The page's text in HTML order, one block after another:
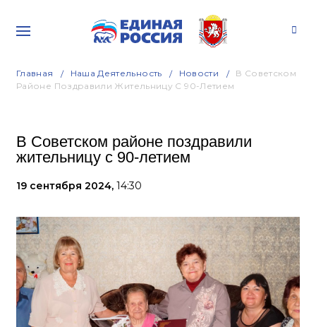
Главная Наша Деятельность Новости
В Советском
Районе Поздравили Жительницу С 90-Летием
В Советском районе поздравили
жительницу с 90-летием
19 сентября 2024, 14:30